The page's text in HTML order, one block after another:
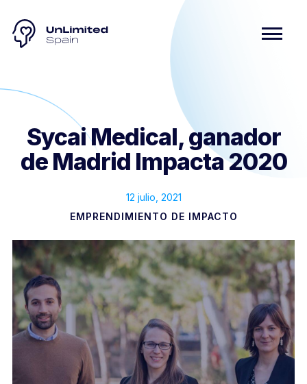
Sycai Medical, ganador
de Madrid Impacta 2020
12 julio, 2021
EMPRENDIMIENTO DE IMPACTO